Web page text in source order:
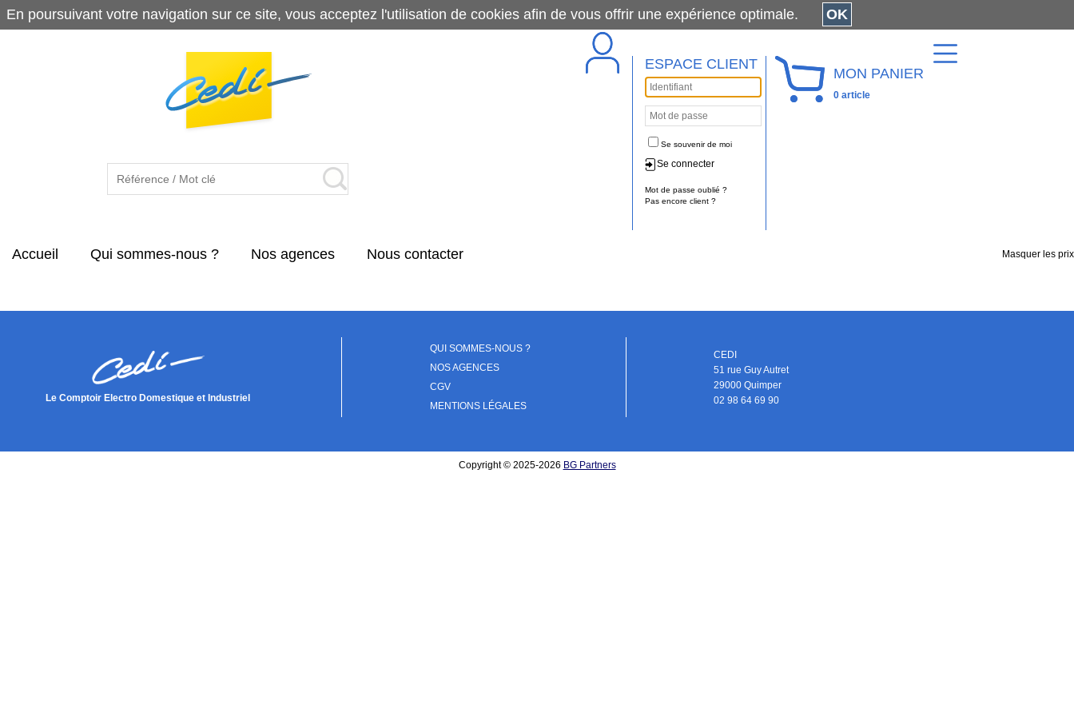
ESPACE CLIENT
Se souvenir de moi
Se connecter
Mot de passe oublié ?
Pas encore client ?
MON PANIER
0 article
Accueil Qui sommes-nous ? Nos agences Nous contacter Masquer les prix
Le Comptoir Electro Domestique et Industriel
QUI SOMMES-NOUS ?
NOS AGENCES
CGV
MENTIONS LÉGALES
CEDI
51 rue Guy Autret
29000 Quimper
02 98 64 69 90
Copyright © 2025-2026 BG Partners
En poursuivant votre navigation sur ce site, vous acceptez l'utilisation de cookies afin de vous offrir une expérience optimale. OK